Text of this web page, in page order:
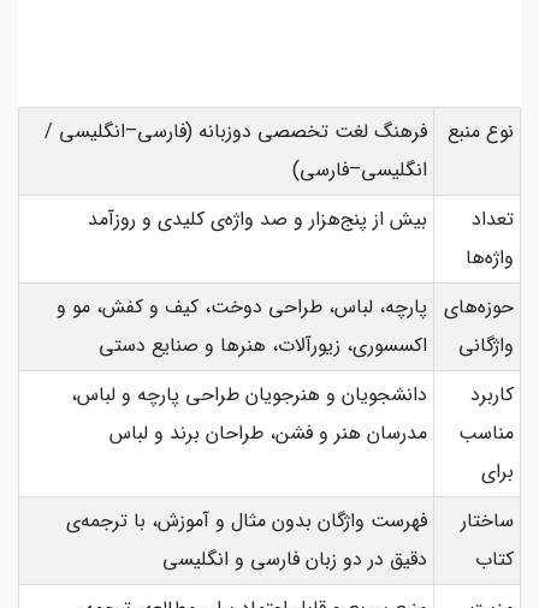
نوع منبع
فرهنگ لغت تخصصی دوزبانه (فارسی–انگلیسی /
انگلیسی–فارسی)
تعداد
واژه‌ها
بیش از پنج‌هزار و صد واژه‌ی کلیدی و روزآمد
حوزه‌های
واژگانی
پارچه، لباس، طراحی دوخت، کیف و کفش، مو و
اکسسوری، زیورآلات، هنرها و صنایع دستی
کاربرد
مناسب
برای
دانشجویان و هنرجویان طراحی پارچه و لباس،
مدرسان هنر و فشن، طراحان برند و لباس
ساختار
کتاب
فهرست واژگان بدون مثال و آموزش، با ترجمه‌ی
دقیق در دو زبان فارسی و انگلیسی